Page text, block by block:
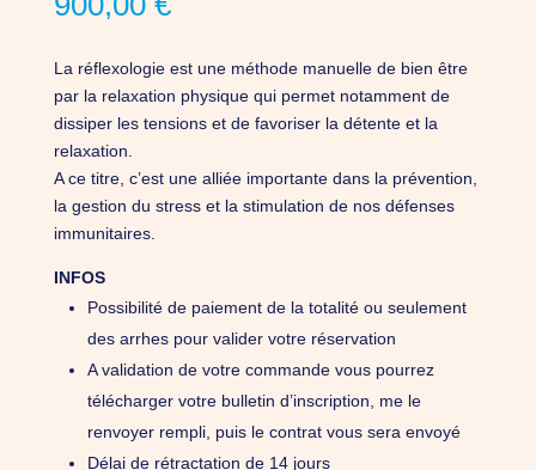
La réflexologie est une méthode manuelle de bien être
par la relaxation physique qui permet notamment de
dissiper les tensions et de favoriser la détente et la
relaxation.
A ce titre, c’est une alliée importante dans la prévention,
la gestion du stress et la stimulation de nos défenses
immunitaires.
INFOS
Possibilité de paiement de la totalité ou seulement
des arrhes pour valider votre réservation
A validation de votre commande vous pourrez
télécharger votre bulletin d’inscription, me le
renvoyer rempli, puis le contrat vous sera envoyé
Délai de rétractation de 14 jours